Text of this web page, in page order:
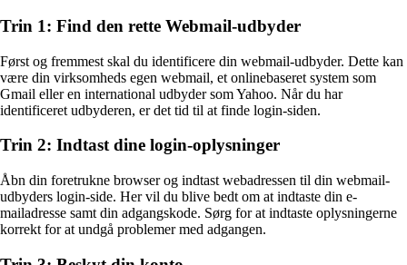
Trin 1: Find den rette Webmail-udbyder
Først og fremmest skal du identificere din webmail-udbyder. Dette kan
være din virksomheds egen webmail, et onlinebaseret system som
Gmail eller en international udbyder som Yahoo. Når du har
identificeret udbyderen, er det tid til at finde login-siden.
Trin 2: Indtast dine login-oplysninger
Åbn din foretrukne browser og indtast webadressen til din webmail-
udbyders login-side. Her vil du blive bedt om at indtaste din e-
mailadresse samt din adgangskode. Sørg for at indtaste oplysningerne
korrekt for at undgå problemer med adgangen.